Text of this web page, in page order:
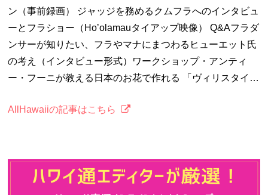
ン（事前録画） ジャッジを務めるクムフラへのインタビュ
ーとフラショー（Hoʼolamauタイアップ映像） Q&Aフラダ
ンサーが知りたい、フラやマナにまつわるヒューエット氏
の考え（インタビュー形式）ワークショップ・アンティ
ー・フーニが教える日本のお花で作れる 「ヴィリスタイ…
AllHawaiiの記事はこちら